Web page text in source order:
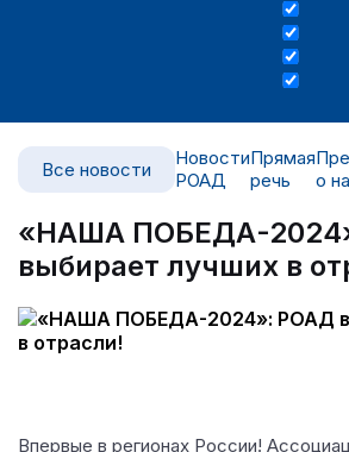
Все новости
Новости
РОАД
Прямая
речь
о
«НАША ПОБЕДА-
выбирает лучших в
Впервые в регионах России!